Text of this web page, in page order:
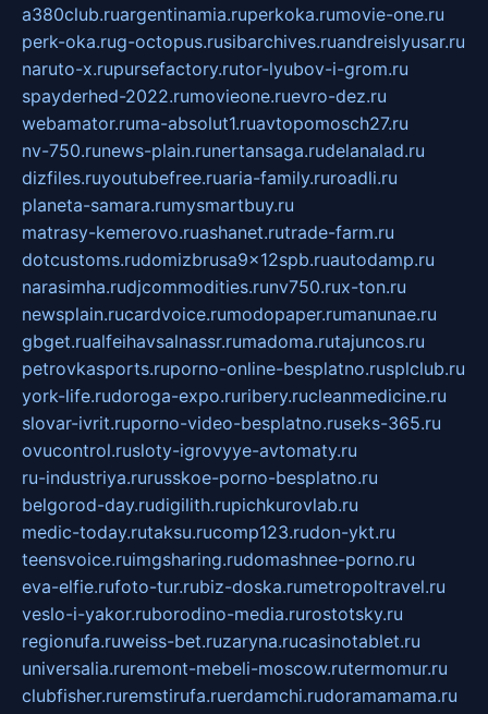
a380club.ruargentinamia.ruperkoka.rumovie-one.ru
perk-oka.rug-octopus.rusibarchives.ruandreislyusar.ru
naruto-x.rupursefactory.rutor-lyubov-i-grom.ru
spayderhed-2022.rumovieone.ruevro-dez.ru
webamator.ruma-absolut1.ruavtopomosch27.ru
nv-750.runews-plain.runertansaga.rudelanalad.ru
dizfiles.ruyoutubefree.ruaria-family.ruroadli.ru
planeta-samara.rumysmartbuy.ru
matrasy-kemerovo.ruashanet.rutrade-farm.ru
dotcustoms.rudomizbrusa9x12spb.ruautodamp.ru
narasimha.rudjcommodities.runv750.rux-ton.ru
newsplain.rucardvoice.rumodopaper.rumanunae.ru
gbget.rualfeihavsalnassr.rumadoma.rutajuncos.ru
petrovkasports.ruporno-online-besplatno.rusplclub.ru
york-life.rudoroga-expo.ruribery.rucleanmedicine.ru
slovar-ivrit.ruporno-video-besplatno.ruseks-365.ru
ovucontrol.rusloty-igrovyye-avtomaty.ru
ru-industriya.rurusskoe-porno-besplatno.ru
belgorod-day.rudigilith.rupichkurovlab.ru
medic-today.rutaksu.rucomp123.rudon-ykt.ru
teensvoice.ruimgsharing.rudomashnee-porno.ru
eva-elfie.rufoto-tur.rubiz-doska.rumetropoltravel.ru
veslo-i-yakor.ruborodino-media.rurostotsky.ru
regionufa.ruweiss-bet.ruzaryna.rucasinotablet.ru
universalia.ruremont-mebeli-moscow.rutermomur.ru
clubfisher.ruremstirufa.ruerdamchi.rudoramamama.ru